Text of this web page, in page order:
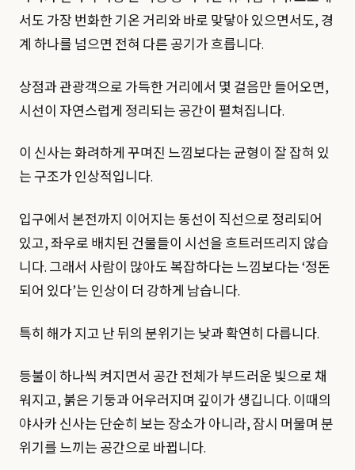
서도 가장 번화한 기온 거리와 바로 맞닿아 있으면서도, 경
계 하나를 넘으면 전혀 다른 공기가 흐릅니다.
상점과 관광객으로 가득한 거리에서 몇 걸음만 들어오면,
시선이 자연스럽게 정리되는 공간이 펼쳐집니다.
이 신사는 화려하게 꾸며진 느낌보다는 균형이 잘 잡혀 있
는 구조가 인상적입니다.
입구에서 본전까지 이어지는 동선이 직선으로 정리되어
있고, 좌우로 배치된 건물들이 시선을 흐트러뜨리지 않습
니다. 그래서 사람이 많아도 복잡하다는 느낌보다는 ‘정돈
되어 있다’는 인상이 더 강하게 남습니다.
특히 해가 지고 난 뒤의 분위기는 낮과 확연히 다릅니다.
등불이 하나씩 켜지면서 공간 전체가 부드러운 빛으로 채
워지고, 붉은 기둥과 어우러지며 깊이가 생깁니다. 이때의
야사카 신사는 단순히 보는 장소가 아니라, 잠시 머물며 분
위기를 느끼는 공간으로 바뀝니다.